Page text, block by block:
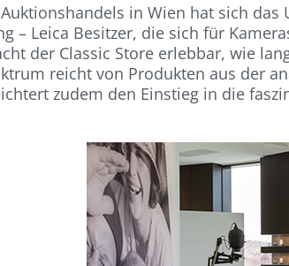
in Wien hat sich
– Leica Besitzer, die sich für
der Classic Store erlebbar, wie
reicht von Produkten aus der
zudem den Einstieg in die